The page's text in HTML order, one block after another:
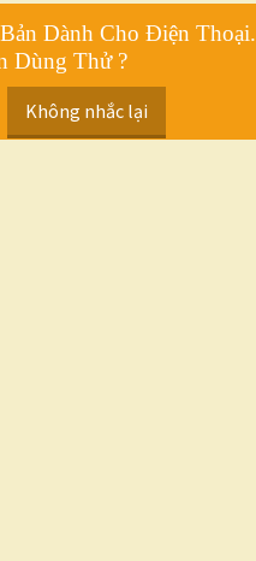
Dành Cho Điện Thoại.
Dùng Thử ?
Không nhắc lại